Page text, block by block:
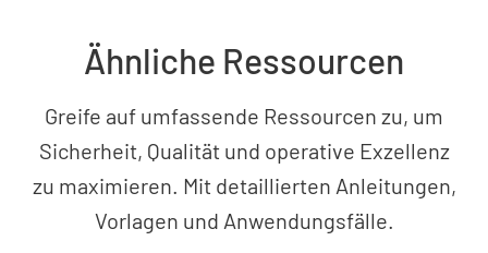
Abweichungen dokumentieren und
Ähnliche Ressourcen
Greife auf umfassende Ressourcen zu, um
Sicherheit, Qualität und operative Exzellenz
zu maximieren. Mit detaillierten Anleitungen,
Vorlagen und Anwendungsfälle.